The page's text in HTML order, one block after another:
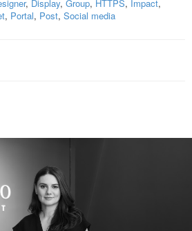
, Display, Group, HTTPS, Impact,
, Portal, Post, Social media